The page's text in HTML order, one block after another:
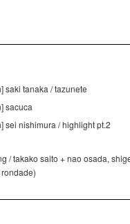
saki tanaka / tazunete
sacuca
sei nishimura / highlight pt.2
/ takako saito + nao osada,